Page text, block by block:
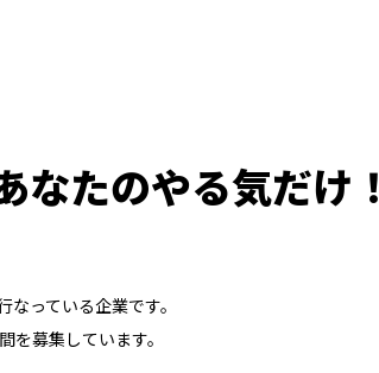
なたのやる気だけ！
っている企業です。
募集しています。